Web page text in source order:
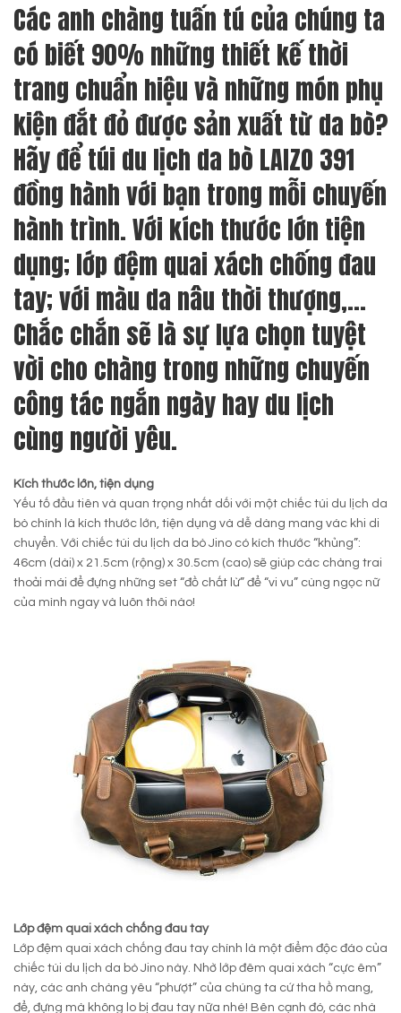
Các anh chàng tuấn tú của chúng ta
có biết 90% những thiết kế thời
trang chuẩn hiệu và những món phụ
kiện đắt đỏ được sản xuất từ da bò?
Hãy để túi du lịch da bò LAIZO 391
đồng hành với bạn trong mỗi chuyến
hành trình. Với kích thước lớn tiện
dụng; lớp đệm quai xách chống đau
tay; với màu da nâu thời thượng,…
Chắc chắn sẽ là sự lựa chọn tuyệt
vời cho chàng trong những chuyến
công tác ngắn ngày hay du lịch
cùng người yêu.
Kích thước lớn, tiện dụng
Yếu tố đầu tiên và quan trọng nhất dối với một chiếc túi du lịch da
bò chính là kích thước lớn, tiện dụng và dễ dàng mang vác khi di
chuyển. Với chiếc túi du lịch da bò Jino có kích thước “khủng”:
46cm (dài) x 21.5cm (rộng) x 30.5cm (cao) sẽ giúp các chàng trai
thoải mái để đựng những set “đồ chất lừ” để “vi vu” cùng ngọc nữ
của mình ngay và luôn thôi nào!
Lớp đệm quai xách chống đau tay
Lớp đệm quai xách chống đau tay chính là một điểm độc đáo của
chiếc túi du lịch da bò Jino này. Nhờ lớp đêm quai xách “cực êm”
này, các anh chàng yêu “phượt” của chúng ta cứ tha hồ mang,
để, đựng mà không lo bị đau tay nữa nhé! Bên cạnh đó, các nhà